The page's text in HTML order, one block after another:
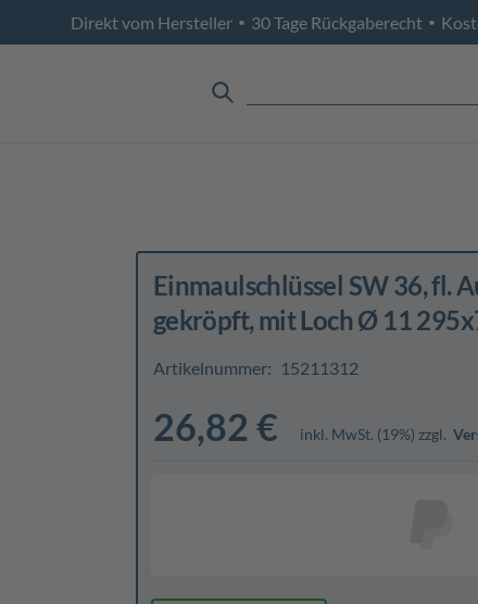
Direkt vom Hersteller • 30 Tage Rückgaberecht •
Einmaulschlüssel SW 36, fl.
gekröpft, mit Loch Ø 11
Artikelnummer: 15211312
26,82 € inkl. MwSt. (19%) zzgl.